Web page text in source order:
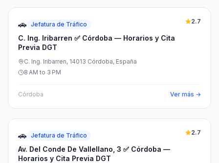
🚗 Jefatura de Tráfico
C. Ing. Iribarren ✅ Córdoba — Horarios y Cita
Previa DGT
2.7
C. Ing. Iribarren, 14013 Córdoba, España
8 AM to 3 PM
Córdoba Ver más →
🚗 Jefatura de Tráfico
Av. Del Conde De Vallellano, 3 ✅ Córdoba —
Horarios y Cita Previa DGT
2.7